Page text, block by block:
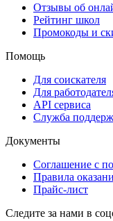
Отзывы об
Рейтинг школ
Промокоды и
Помощь
Для соискателя
Для
API сервиса
Служба
Документы
Соглашение с
Правила
Прайс-лист
Следите за нами в